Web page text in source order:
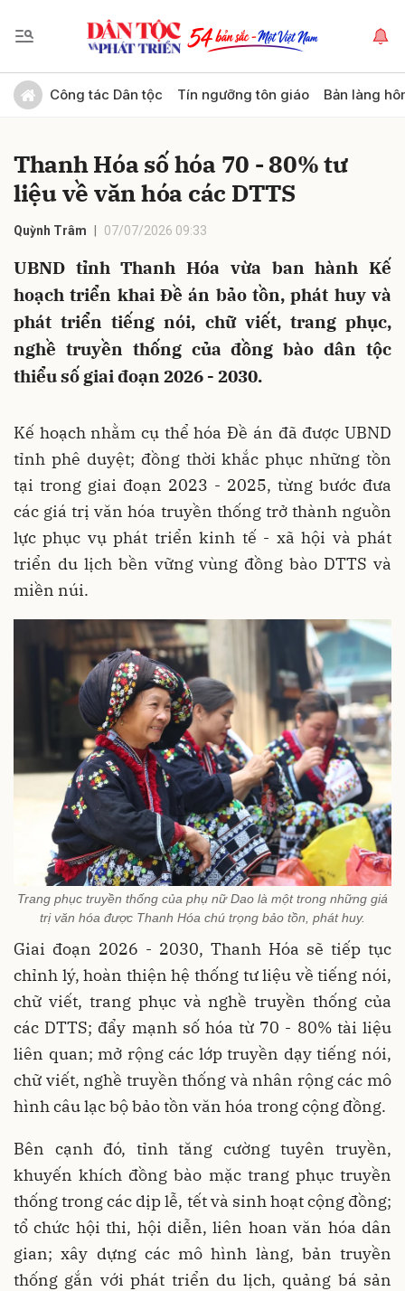
Công tác Dân tộc Tín ngưỡng tôn giáo Bản làng
Thanh Hóa số hóa 70 - 80% tư
liệu về văn hóa các DTTS
Quỳnh Trâm 07/07/2026 09:33
UBND tỉnh Thanh Hóa vừa ban hành Kế
hoạch triển khai Đề án bảo tồn, phát huy và
phát triển tiếng nói, chữ viết, trang phục,
nghề truyền thống của đồng bào dân tộc
thiểu số giai đoạn 2026 - 2030.
Kế hoạch nhằm cụ thể hóa Đề án đã được UBND
tỉnh phê duyệt; đồng thời khắc phục những tồn
tại trong giai đoạn 2023 - 2025, từng bước đưa
các giá trị văn hóa truyền thống trở thành nguồn
lực phục vụ phát triển kinh tế - xã hội và phát
triển du lịch bền vững vùng đồng bào DTTS và
miền núi.
Trang phục truyền thống của phụ nữ Dao là một trong những giá
trị văn hóa được Thanh Hóa chú trọng bảo tồn, phát huy.
Giai đoạn 2026 - 2030, Thanh Hóa sẽ tiếp tục
chỉnh lý, hoàn thiện hệ thống tư liệu về tiếng nói,
chữ viết, trang phục và nghề truyền thống của
các DTTS; đẩy mạnh số hóa từ 70 - 80% tài liệu
liên quan; mở rộng các lớp truyền dạy tiếng nói,
chữ viết, nghề truyền thống và nhân rộng các mô
hình câu lạc bộ bảo tồn văn hóa trong cộng đồng.
Bên cạnh đó, tỉnh tăng cường tuyên truyền,
khuyến khích đồng bào mặc trang phục truyền
thống trong các dịp lễ, tết và sinh hoạt cộng đồng;
tổ chức hội thi, hội diễn, liên hoan văn hóa dân
gian; xây dựng các mô hình làng, bản truyền
thống gắn với phát triển du lịch, quảng bá sản
Gửi bình luận
Hủy Gửi